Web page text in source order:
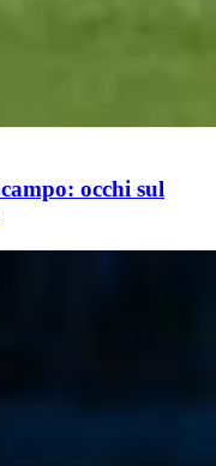
occhi sul